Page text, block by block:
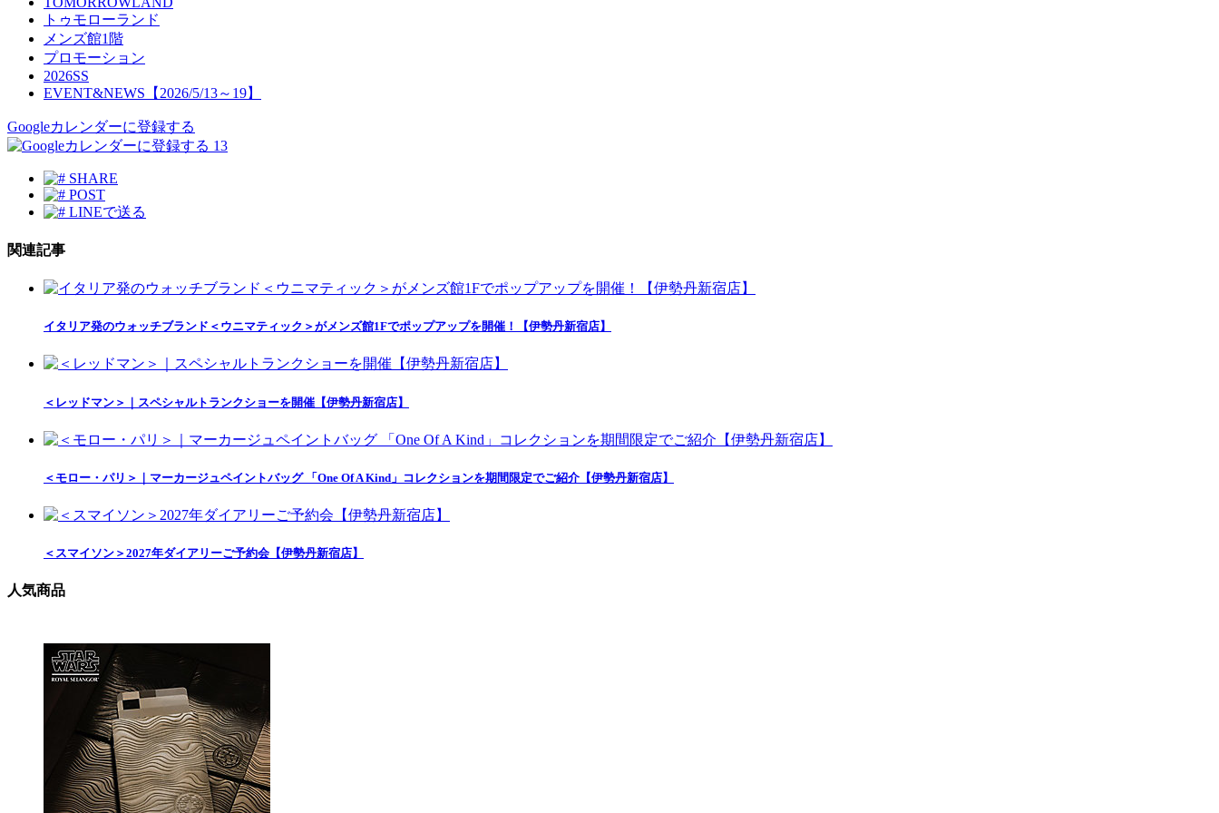
トゥモローランド
メンズ館1階
プロモーション
2026SS
EVENT&NEWS【2026/5/13～19】
Googleカレンダーに登録する
13
SHARE
POST
LINEで送る
関連記事
イタリア発のウォッチブランド＜ウニマティック＞がメンズ館1Fでポップアップを開催！【伊勢丹新宿店】
＜レッドマン＞｜スペシャルトランクショーを開催【伊勢丹新宿店】
＜モロー・パリ＞｜マーカージュペイントバッグ 「One Of A Kind」コレクションを期間限定でご紹介【伊勢丹新宿店】
＜スマイソン＞2027年ダイアリーご予約会【伊勢丹新宿店】
人気商品